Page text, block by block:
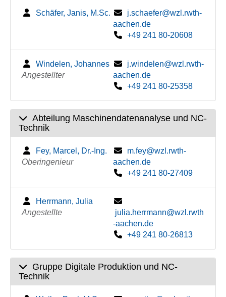
Schäfer, Janis, M.Sc.
j.schaefer@wzl.rwth-
aachen.de
+49 241 80-20608
Windelen, Johannes
Angestellter
j.windelen@wzl.rwth-
aachen.de
+49 241 80-25358
Abteilung Maschinendatenanalyse und NC-
Technik
Fey, Marcel, Dr.-Ing.
Oberingenieur
m.fey@wzl.rwth-
aachen.de
+49 241 80-27409
Herrmann, Julia
Angestellte
julia.herrmann@wzl.rwth
-aachen.de
+49 241 80-26813
Gruppe Digitale Produktion und NC-
Technik